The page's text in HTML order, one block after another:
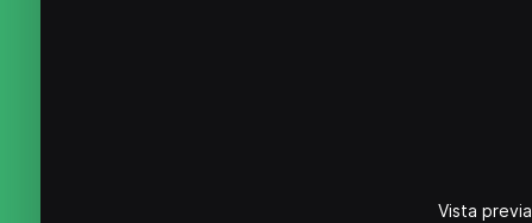
Vista previa